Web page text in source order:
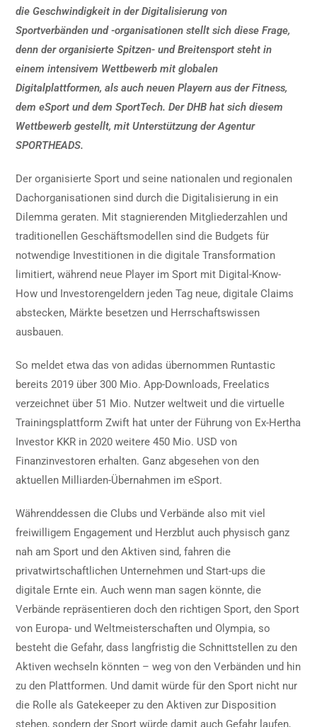
die Geschwindigkeit in der Digitalisierung von
Sportverbänden und -organisationen stellt sich diese Frage,
denn der organisierte Spitzen- und Breitensport steht in
einem intensivem Wettbewerb mit globalen
Digitalplattformen, als auch neuen Playern aus der Fitness,
dem eSport und dem SportTech. Der DHB hat sich diesem
Wettbewerb gestellt, mit Unterstützung der Agentur
SPORTHEADS.
Der organisierte Sport und seine nationalen und regionalen
Dachorganisationen sind durch die Digitalisierung in ein
Dilemma geraten. Mit stagnierenden Mitgliederzahlen und
traditionellen Geschäftsmodellen sind die Budgets für
notwendige Investitionen in die digitale Transformation
limitiert, während neue Player im Sport mit Digital-Know-
How und Investorengeldern jeden Tag neue, digitale Claims
abstecken, Märkte besetzen und Herrschaftswissen
ausbauen.
So meldet etwa das von adidas übernommen Runtastic
bereits 2019 über 300 Mio. App-Downloads, Freelatics
verzeichnet über 51 Mio. Nutzer weltweit und die virtuelle
Trainingsplattform Zwift hat unter der Führung von Ex-Hertha
Investor KKR in 2020 weitere 450 Mio. USD von
Finanzinvestoren erhalten. Ganz abgesehen von den
aktuellen Milliarden-Übernahmen im eSport.
Währenddessen die Clubs und Verbände also mit viel
freiwilligem Engagement und Herzblut auch physisch ganz
nah am Sport und den Aktiven sind, fahren die
privatwirtschaftlichen Unternehmen und Start-ups die
digitale Ernte ein. Auch wenn man sagen könnte, die
Verbände repräsentieren doch den richtigen Sport, den Sport
von Europa- und Weltmeisterschaften und Olympia, so
besteht die Gefahr, dass langfristig die Schnittstellen zu den
Aktiven wechseln könnten – weg von den Verbänden und hin
zu den Plattformen. Und damit würde für den Sport nicht nur
die Rolle als Gatekeeper zu den Aktiven zur Disposition
stehen, sondern der Sport würde damit auch Gefahr laufen,